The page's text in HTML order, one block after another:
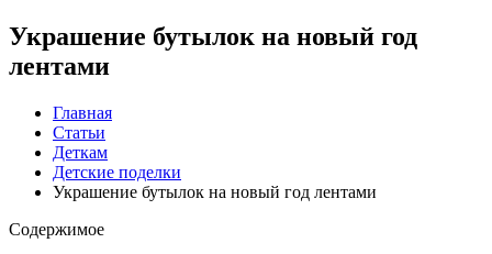
Украшение бутылок на новый год
лентами
Главная
Статьи
Деткам
Детские поделки
Украшение бутылок на новый год лентами
Содержимое